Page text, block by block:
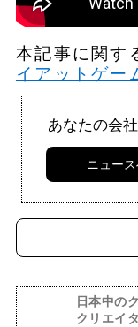
本記事に関す
イアットゲー
あなたの会
ニュー
日本中の
クリエイ